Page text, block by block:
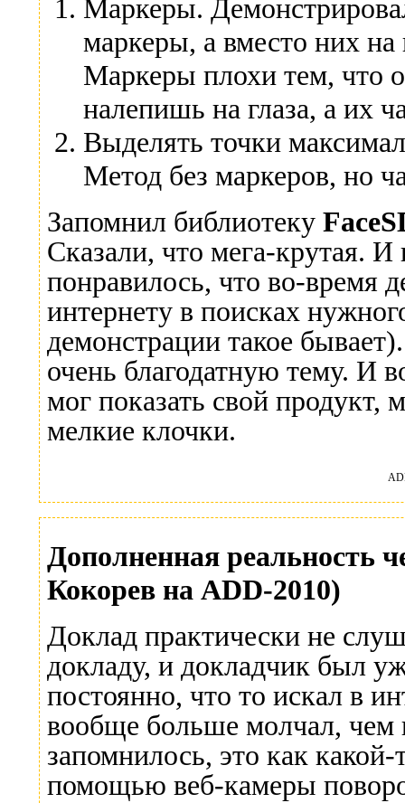
Маркеры.
маркеры, а вместо них
Маркеры плохи тем, что
налепишь на глаза, а их
Выделять точки
Метод без маркеров, но
Запомнил библиотеку
Сказали, что мега-крутая.
понравилось, что во-время
интернету в поисках
демонстрации такое
очень благодатную тему.
мог показать свой продукт,
мелкие клочки.
Дополненная реальность
Кокорев на ADD-2010)
Доклад практически не
докладу, и докладчик был
постоянно, что то искал в
вообще больше молчал, чем
запомнилось, это как
помощью веб-камеры